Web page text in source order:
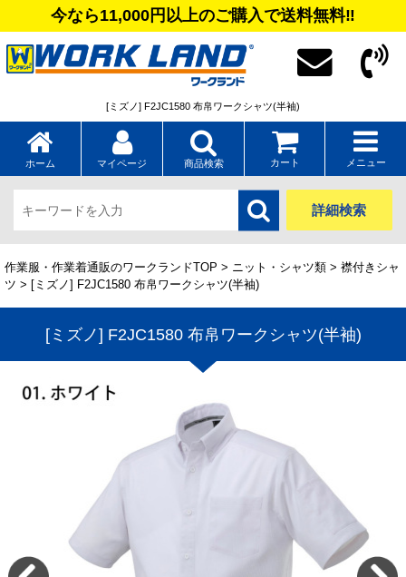
今なら11,000円以上のご購入で送料無料‼
[ミズノ] F2JC1580 布帛ワークシャツ(半袖)
ホーム マイページ 商品検索 カート メニュー
詳細検索
作業服・作業着通販のワークランドTOP > ニット・シャツ類 > 襟付きシャ
ツ > [ミズノ] F2JC1580 布帛ワークシャツ(半袖)
[ミズノ] F2JC1580 布帛ワークシャツ(半袖)